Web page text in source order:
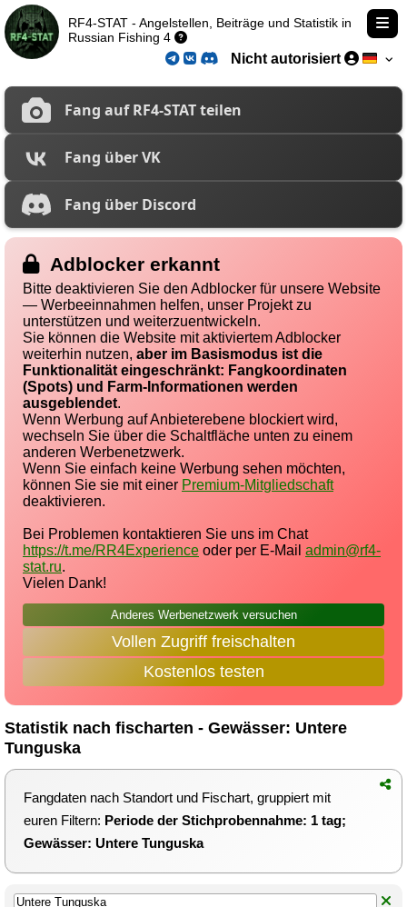
Nicht autorisiert
RF4-STAT - Angelstellen, Beiträge und Statistik in
Russian Fishing 4
Fang auf RF4-STAT teilen
Fang über VK
Fang über Discord
Adblocker erkannt
Bitte deaktivieren Sie den Adblocker für unsere Website
— Werbeeinnahmen helfen, unser Projekt zu
unterstützen und weiterzuentwickeln.
Sie können die Website mit aktiviertem Adblocker
weiterhin nutzen, aber im Basismodus ist die
Funktionalität eingeschränkt: Fangkoordinaten
(Spots) und Farm-Informationen werden
ausgeblendet.
Wenn Werbung auf Anbieterebene blockiert wird,
wechseln Sie über die Schaltfläche unten zu einem
anderen Werbenetzwerk.
Wenn Sie einfach keine Werbung sehen möchten,
können Sie sie mit einer Premium-Mitgliedschaft
deaktivieren.
Bei Problemen kontaktieren Sie uns im Chat
https://t.me/RR4Experience oder per E-Mail admin@rf4-
stat.ru.
Vielen Dank!
Anderes Werbenetzwerk versuchen
Vollen Zugriff freischalten
Kostenlos testen
Statistik nach fischarten - Gewässer: Untere
Tunguska
Fangdaten nach Standort und Fischart, gruppiert mit
euren Filtern: Periode der Stichprobennahme: 1 tag;
Gewässer: Untere Tunguska